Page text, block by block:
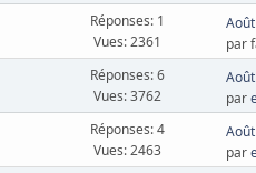
Réponses: 1
Vues: 2361
par
Réponses: 6
Vues: 3762
par
Réponses: 4
Vues: 2463
par